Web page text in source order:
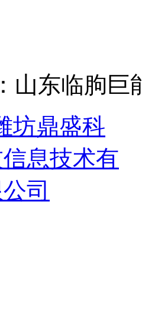
山东临朐巨